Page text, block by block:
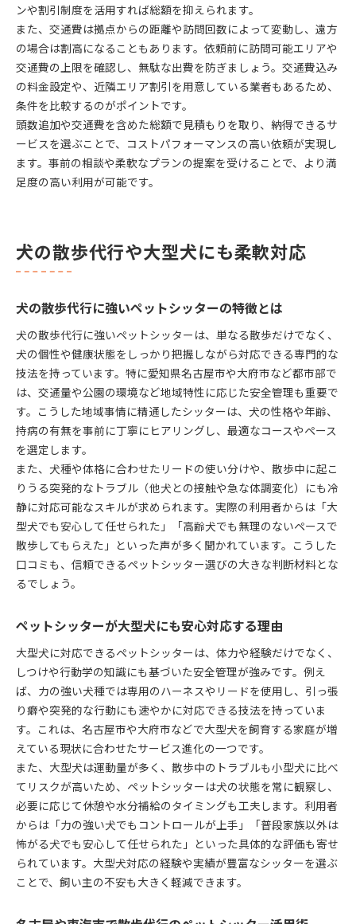
ンや割引制度を活用すれば総額を抑えられます。
また、交通費は拠点からの距離や訪問回数によって変動し、遠方
の場合は割高になることもあります。依頼前に訪問可能エリアや
交通費の上限を確認し、無駄な出費を防ぎましょう。交通費込み
の料金設定や、近隣エリア割引を用意している業者もあるため、
条件を比較するのがポイントです。
頭数追加や交通費を含めた総額で見積もりを取り、納得できるサ
ービスを選ぶことで、コストパフォーマンスの高い依頼が実現し
ます。事前の相談や柔軟なプランの提案を受けることで、より満
足度の高い利用が可能です。
犬の散歩代行や大型犬にも柔軟対応
犬の散歩代行に強いペットシッターの特徴とは
犬の散歩代行に強いペットシッターは、単なる散歩だけでなく、
犬の個性や健康状態をしっかり把握しながら対応できる専門的な
技法を持っています。特に愛知県名古屋市や大府市など都市部で
は、交通量や公園の環境など地域特性に応じた安全管理も重要で
す。こうした地域事情に精通したシッターは、犬の性格や年齢、
持病の有無を事前に丁寧にヒアリングし、最適なコースやペース
を選定します。
また、犬種や体格に合わせたリードの使い分けや、散歩中に起こ
りうる突発的なトラブル（他犬との接触や急な体調変化）にも冷
静に対応可能なスキルが求められます。実際の利用者からは「大
型犬でも安心して任せられた」「高齢犬でも無理のないペースで
散歩してもらえた」といった声が多く聞かれています。こうした
口コミも、信頼できるペットシッター選びの大きな判断材料とな
るでしょう。
ペットシッターが大型犬にも安心対応する理由
大型犬に対応できるペットシッターは、体力や経験だけでなく、
しつけや行動学の知識にも基づいた安全管理が強みです。例え
ば、力の強い犬種では専用のハーネスやリードを使用し、引っ張
り癖や突発的な行動にも速やかに対応できる技法を持っていま
す。これは、名古屋市や大府市などで大型犬を飼育する家庭が増
えている現状に合わせたサービス進化の一つです。
また、大型犬は運動量が多く、散歩中のトラブルも小型犬に比べ
てリスクが高いため、ペットシッターは犬の状態を常に観察し、
必要に応じて休憩や水分補給のタイミングも工夫します。利用者
からは「力の強い犬でもコントロールが上手」「普段家族以外は
怖がる犬でも安心して任せられた」といった具体的な評価も寄せ
られています。大型犬対応の経験や実績が豊富なシッターを選ぶ
ことで、飼い主の不安も大きく軽減できます。